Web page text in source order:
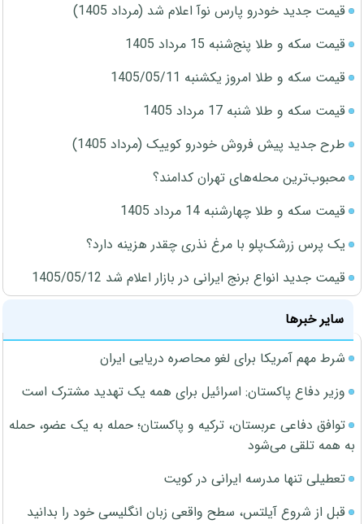
قیمت جدید خودرو پارس نوآ اعلام شد (مرداد 1405)
قیمت سکه و طلا پنج‌شنبه 15 مرداد 1405
قیمت سکه و طلا امروز یکشنبه 1405/05/11
قیمت سکه و طلا شنبه 17 مرداد 1405
طرح جدید پیش فروش خودرو کوییک (مرداد 1405)
محبوب‌ترین محله‌های تهران کدامند؟
قیمت سکه و طلا چهارشنبه 14 مرداد 1405
یک پرس زرشک‌پلو با مرغ نذری چقدر هزینه دارد؟
قیمت جدید انواع برنج ایرانی در بازار اعلام شد 1405/05/12
سایر خبرها
شرط مهم آمریکا برای لغو محاصره دریایی ایران
وزیر دفاع پاکستان: اسرائیل برای همه یک تهدید مشترک است
توافق دفاعی عربستان، ترکیه و پاکستان؛ حمله به یک عضو، حمله
به همه تلقی می‌شود
تعطیلی تنها مدرسه ایرانی در کویت
قبل از شروع آیلتس، سطح واقعی زبان انگلیسی خود را بدانید